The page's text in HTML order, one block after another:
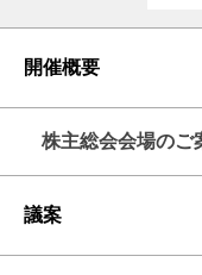
開催概要
株主総会会場のご
議案